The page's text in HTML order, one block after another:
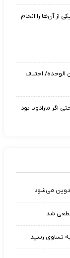
از آن‌ها را انجام
الوحده/ اختلاف
اگر مارادونا بود
می‌شود
قطعی شد
به تساوی رسید